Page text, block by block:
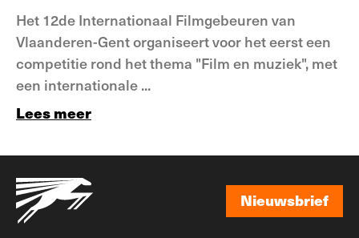
Het 12de Internationaal Filmgebeuren van
Vlaanderen-Gent organiseert voor het eerst een
competitie rond het thema "Film en muziek", met
een internationale ...
Lees meer
Nieuwsbrief